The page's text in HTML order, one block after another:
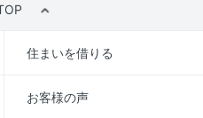
住まいを借りる
お客様の声